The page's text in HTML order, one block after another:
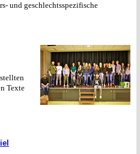
und geschlechtsspezifische
Texte